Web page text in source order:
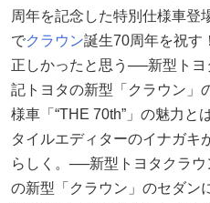
周年を記念した特別仕様車
でクラウン誕生70周年を祝す！
正しかったと思う──新型トヨ
記トヨタの新型「クラウン」
様車「“THE 70th”」の魅力と
タイルエディターのイナガキ
らしく。──新型トヨタクラウ
の新型「クラウン」のセダン